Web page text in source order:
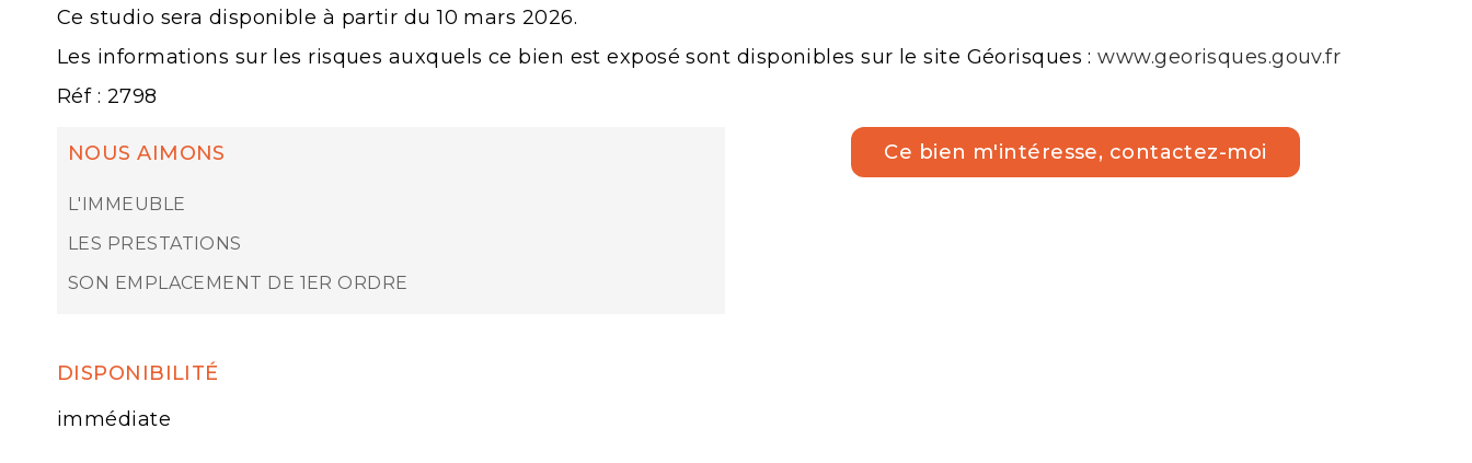
Ce studio sera disponible à partir du 10 mars 2026.
Les informations sur les risques auxquels ce bien est exposé sont disponibles sur le site Géorisques :www.georisques.gouv.fr
Réf : 2798
NOUS AIMONS
L'IMMEUBLE
LES PRESTATIONS
SON EMPLACEMENT DE 1ER ORDRE
Ce bien m'intéresse, contactez-moi
DISPONIBILITÉ
immédiate